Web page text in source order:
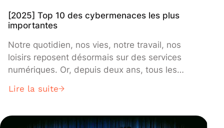
[2025] Top 10 des cybermenaces les plus
importantes
Notre quotidien, nos vies, notre travail, nos
loisirs reposent désormais sur des services
numériques. Or, depuis deux ans, tous les
Unit 42…) décrivent la même tendance : les
en professionnalisme.
Lire la suite